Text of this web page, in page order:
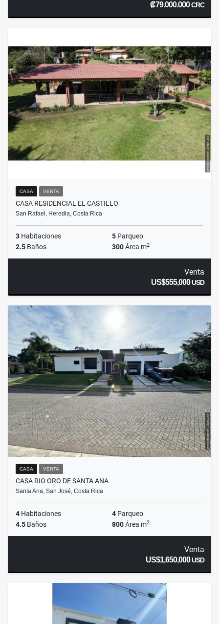
₡79.000.000CRC
CASA VENTA
CASA RESIDENCIAL EL CASTILLO
San Rafael, Heredia, Costa Rica
3 Habitaciones 5 Parqueo
2.5 Baños 300Área m2
Venta
US$555,000USD
CASA VENTA
CASA RIO ORO DE SANTA ANA
Santa Ana, San José, Costa Rica
4 Habitaciones 4 Parqueo
4.5 Baños 800Área m2
Venta
US$1,650,000USD